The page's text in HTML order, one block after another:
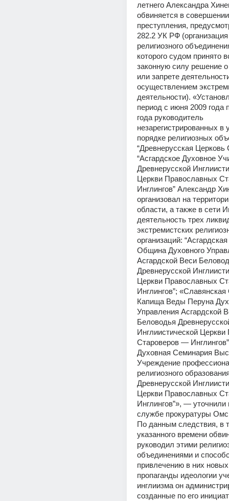
летнего Александра
обвиняется в совершении
преступления,
282.2 УК РФ
религиозного
которого судом принято
законную силу решение
или запрете
осуществлением
деятельности).
период с июня 2009 года
года руководитель
незарегистрированных в
порядке религиозных
“Древнерусская Церковь
“Асгардское Духовное
Древнерусской
Церкви Православных
Инглингов” Александр
организовал на
области, а также в сети
деятельность трех
экстремистских
организаций:
Община Духовного
Асгардской Веси
Древнерусской
Церкви Православных
Инглингов”;
Капища Веды Перуна
Управления Асгардской
Беловодья
Инглиистической
Староверов —
Духовная Семинария
Учреждение
религиозного
Древнерусской
Церкви Православных
Инглингов”», — уточнили
службе прокуратуры
По данным следствия, в
указанного времени
руководил этими
объединениями и
привлечению в них
пропаганды идеологии
инглиизма он
созданные по его